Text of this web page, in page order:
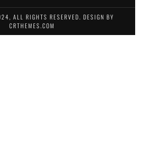
ALL RIGHTS RESERVED. DESIGN BY
CRTHEMES.COM